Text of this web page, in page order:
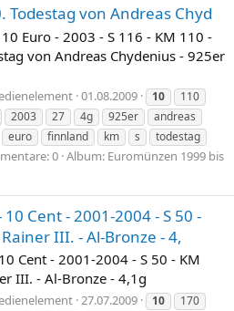
Todestag von Andreas Chyd
Euro - 2003 - S 116 - KM 110 -
von Andreas Chydenius - 925er
01.08.2009 10
110
2003 27 4g 925er
andreas
euro finnland km s
todestag
0 Album: Euromünzen 1999 bis
Cent - 2001-2004 - S 50 -
III. - Al-Bronze - 4,
Cent - 2001-2004 - S 50 - KM
III. - Al-Bronze - 4,1g
27.07.2009 10
170